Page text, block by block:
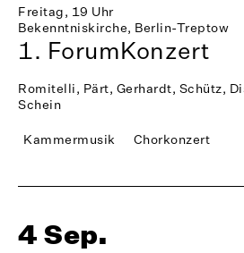
Freitag, 19 Uhr
Bekenntniskirche, Berlin-Treptow
1. ForumKonzert
Romitelli, Pärt, Gerhardt, Schütz,
Schein
Kammermusik Chorkonzert
4 Sep.